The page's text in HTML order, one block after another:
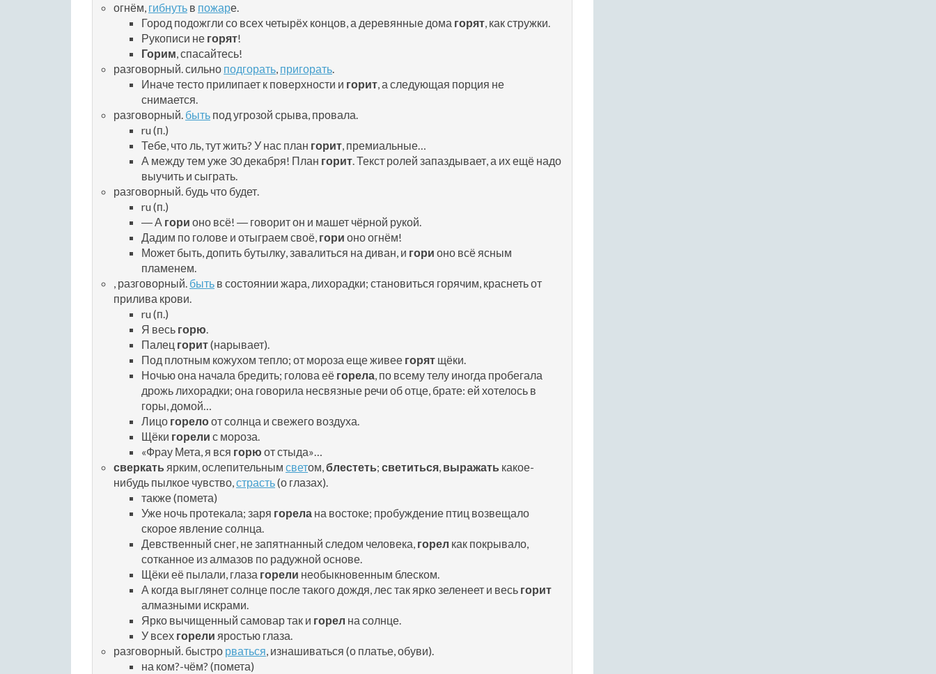
огнём, гибнуть в пожаре.
Город подожгли со всех четырёх концов, а деревянные дома горят, как стружки.
Рукописи не горят!
Горим, спасайтесь!
разговорный. сильно подгорать, пригорать.
Иначе тесто прилипает к поверхности и горит, а следующая порция не
снимается.
разговорный. быть под угрозой срыва, провала.
ru (п.)
Тебе, что ль, тут жить? У нас план горит, премиальные…
А между тем уже 30 декабря! План горит. Текст ролей запаздывает, а их ещё надо
выучить и сыграть.
разговорный. будь что будет.
ru (п.)
― А гори оно всё! ― говорит он и машет чёрной рукой.
Дадим по голове и отыграем своё, гори оно огнём!
Может быть, допить бутылку, завалиться на диван, и гори оно всё ясным
пламенем.
, разговорный. быть в состоянии жара, лихорадки; становиться горячим, краснеть от
прилива крови.
ru (п.)
Я весь горю.
Палец горит(нарывает).
Под плотным кожухом тепло; от мороза еще живее горят щёки.
Ночью она начала бредить; голова её горела, по всему телу иногда пробегала
дрожь лихорадки; она говорила несвязные речи об отце, брате: ей хотелось в
горы, домой…
Лицо горелоот солнца и свежего воздуха.
Щёки горели с мороза.
«Фрау Мета, я вся горю от стыда»…
сверкать ярким, ослепительным светом,блестеть; светиться, выражать какое-
нибудь пылкое чувство,страсть(о глазах).
также (помета)
Уже ночь протекала; заря горела на востоке; пробуждение птиц возвещало
скорое явление солнца.
Девственный снег, не запятнанный следом человека, горел как покрывало,
сотканное из алмазов по радужной основе.
Щёки её пылали, глаза горели необыкновенным блеском.
А когда выглянет солнце после такого дождя, лес так ярко зеленеет и весь горит
алмазными искрами.
Ярко вычищенный самовар так и горел на солнце.
У всех горели яростью глаза.
разговорный. быстро рваться, изнашиваться (о платье, обуви).
на ком?-чём? (помета)